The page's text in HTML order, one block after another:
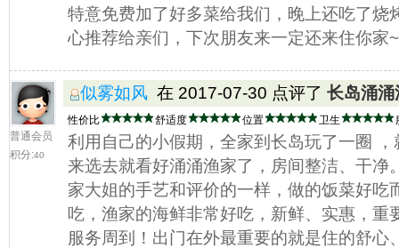
特意免费加了好多菜给我们，晚上还吃了烧
心推荐给亲们，下次朋友来一定还来住你家~
普通会员
积分:40
似雾如风 在 2017-07-30 点评了 长岛涌
性价比 舒适度 位置 卫生
利用自己的小假期，全家到长岛玩了一圈
来选去就看好涌涌渔家了，房间整洁、干净
家大姐的手艺和评价的一样，做的饭菜好吃
吃，渔家的海鲜非常好吃，新鲜、实惠，重
服务周到！出门在外最重要的就是住的舒心